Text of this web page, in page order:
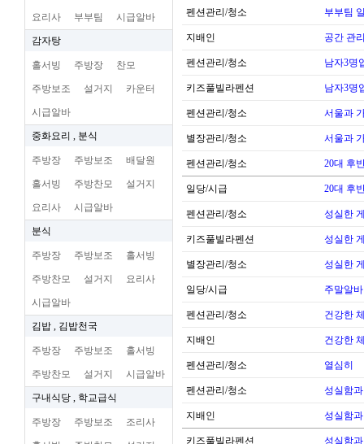
요리사 부부팀 시급알바
감자탕
홀서빙 주방장 찬모
주방보조 설거지 카운터
시급알바
중화요리 , 분식
주방장 주방보조 배달원
홀서빙 주방찬모 설거지
요리사 시급알바
분식
주방장 주방보조 홀서빙
주방찬모 설거지 요리사
시급알바
김밥 , 김밥천국
주방장 주방보조 홀서빙
주방찬모 설거지 시급알바
구내식당 , 학교급식
주방장 주방보조 조리사
펜션관리/청소 부부팀
지배인 공간 관
펜션관리/청소 남자3명
키즈풀빌라펜션 남자3명
펜션관리/청소 서울과
별장관리/청소 서울과
펜션관리/청소 20대 후
일당/시급 20대 후
펜션관리/청소 성실한
키즈풀빌라펜션 성실한
별장관리/청소 성실한
일당/시급 주말알바
펜션관리/청소 건강한
지배인 건강한
펜션관리/청소 열심히
펜션관리/청소 성실함
지배인 성실함
키즈풀빌라펜션 성실함